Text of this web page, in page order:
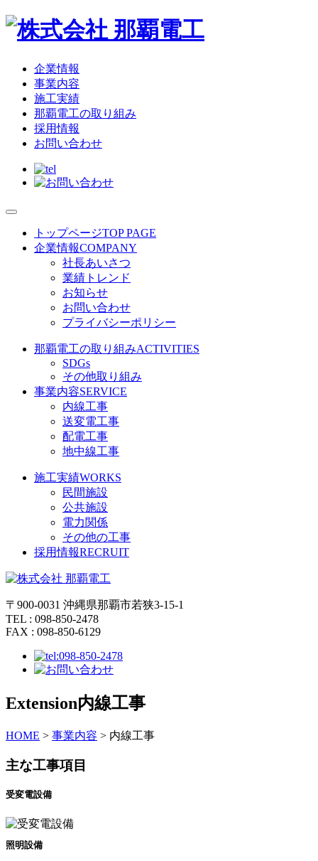
企業情報
事業内容
施工実績
那覇電工の取り組み
採用情報
お問い合わせ
トップページTOP PAGE
企業情報COMPANY
社長あいさつ
業績トレンド
お知らせ
お問い合わせ
プライバシーポリシー
那覇電工の取り組みACTIVITIES
SDGs
その他取り組み
事業内容SERVICE
内線工事
送変電工事
配電工事
地中線工事
施工実績WORKS
民間施設
公共施設
電力関係
その他の工事
採用情報RECRUIT
〒900-0031 沖縄県那覇市若狭3-15-1
TEL : 098-850-2478
FAX : 098-850-6129
Extension内線工事
HOME > 事業内容 > 内線工事
主な工事項目
受変電設備
照明設備